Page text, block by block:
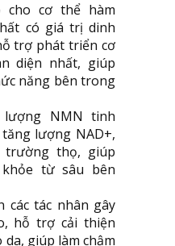
cho cơ thể hàm
có giá trị dinh
trợ phát triển cơ
diện nhất, giúp
năng bên trong
NMN tinh
lượng NAD+,
trường thọ, giúp
từ sâu bên
các tác nhân gây
hỗ trợ cải thiện
giúp làm chậm